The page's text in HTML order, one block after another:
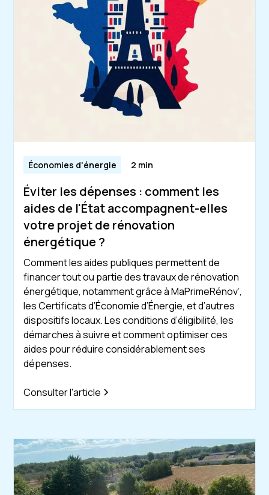
Économies d'énergie 2 min
Éviter les dépenses : comment les
aides de l'État accompagnent-elles
votre projet de rénovation
énergétique ?
Comment les aides publiques permettent de
financer tout ou partie des travaux de rénovation
énergétique, notamment grâce à MaPrimeRénov’,
les Certificats d’Économie d’Énergie, et d’autres
dispositifs locaux. Les conditions d’éligibilité, les
démarches à suivre et comment optimiser ces
aides pour réduire considérablement ses
dépenses.
Consulter l'article